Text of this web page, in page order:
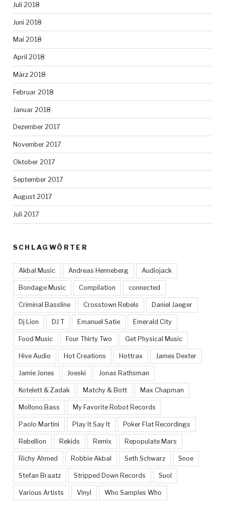
Juli 2018
Juni 2018
Mai 2018
April 2018
März 2018
Februar 2018
Januar 2018
Dezember 2017
November 2017
Oktober 2017
September 2017
August 2017
Juli 2017
SCHLAGWÖRTER
Akbal Music Andreas Henneberg Audiojack
Bondage Music Compilation connected
Criminal Bassline Crosstown Rebels Daniel Jaeger
Dj Lion DJ T Emanuel Satie Emerald City
Food Music Four Thirty Two Get Physical Music
Hive Audio Hot Creations Hottrax James Dexter
Jamie Jones Joeski Jonas Rathsman
Kotelett & Zadak Matchy & Bott Max Chapman
Mollono.Bass My Favorite Robot Records
Paolo Martini Play It Say It Poker Flat Recordings
Rebellion Rekids Remix Repopulate Mars
Richy Ahmed Robbie Akbal Seth Schwarz Snoe
Stefan Braatz Stripped Down Records Suol
Various Artists Vinyl Who Samples Who